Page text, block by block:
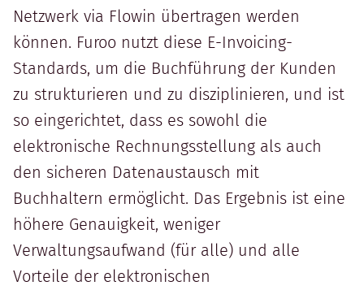
Netzwerk via Flowin übertragen werden
können. Furoo nutzt diese E-Invoicing-
Standards, um die Buchführung der Kunden
zu strukturieren und zu disziplinieren, und ist
so eingerichtet, dass es sowohl die
elektronische Rechnungsstellung als auch
den sicheren Datenaustausch mit
Buchhaltern ermöglicht. Das Ergebnis ist eine
höhere Genauigkeit, weniger
Verwaltungsaufwand (für alle) und alle
Vorteile der elektronischen